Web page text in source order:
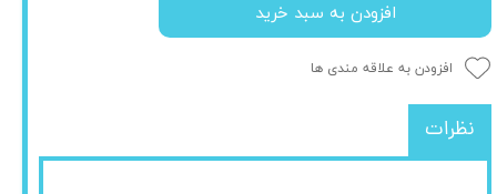
افزودن به سبد خرید
افزودن به علاقه مندی ها
نظرات